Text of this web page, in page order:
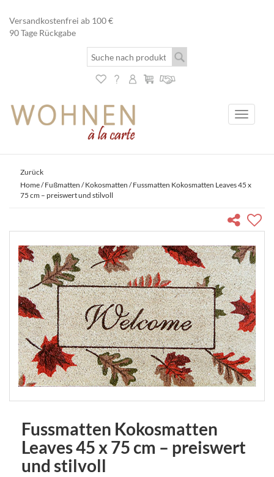
Versandkostenfrei ab 100 €
90 Tage Rückgabe
Toggle
Zurück
Home/Fußmatten /Kokosmatten / Fussmatten Kokosmatten Leaves 45 x
75 cm – preiswert und stilvoll
Fussmatten Kokosmatten
Leaves 45 x 75 cm – preiswert
und stilvoll